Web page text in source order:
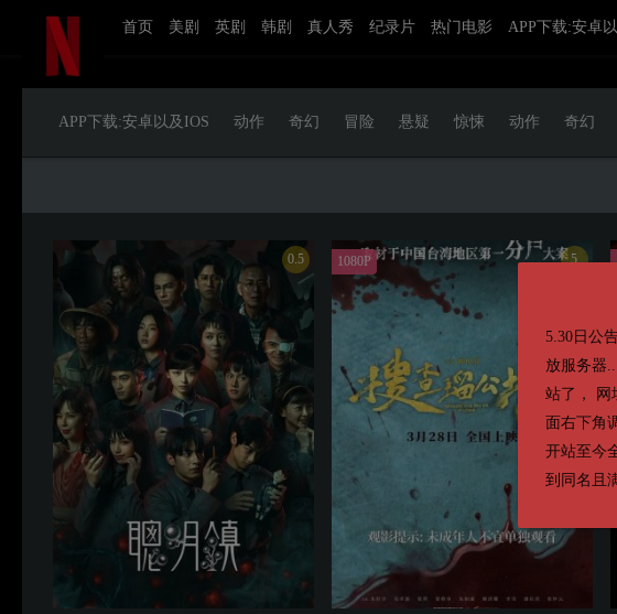
首页 美剧 英剧 韩剧 真人秀 纪录片 热门电影 APP下载:安卓
5.30日公
放服务器
站了， 网
面右下角
开站至今
到同名且
APP下载:安卓以及IOS 动作 奇幻 冒险 悬疑 惊悚 动作 奇幻
0.5 1080P 5